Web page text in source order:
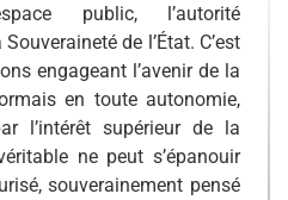
public, l’autorité
de l’État. C’est
engageant l’avenir de la
en toute autonomie,
l’intérêt supérieur de la
ne peut s’épanouir
souverainement pensé